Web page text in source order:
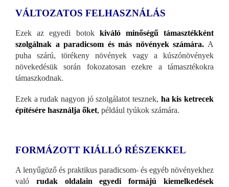
VÁLTOZATOS FELHASZNÁLÁS
Ezek az egyedi botok kiváló minőségű támasztékként
szolgálnak a paradicsom és más növények számára. A
puha szárú, törékeny növények vagy a kúszónövények
növekedésük során fokozatosan ezekre a támasztékokra
támaszkodnak.
Ezek a rudak nagyon jó szolgálatot tesznek, ha kis ketrecek
építésére használja őket, például tyúkok számára.
FORMÁZOTT KIÁLLÓ RÉSZEKKEL
A lenyűgöző és praktikus paradicsom- és egyéb növényekhez
való rudak oldalain
egyedi formájú kiemelkedések